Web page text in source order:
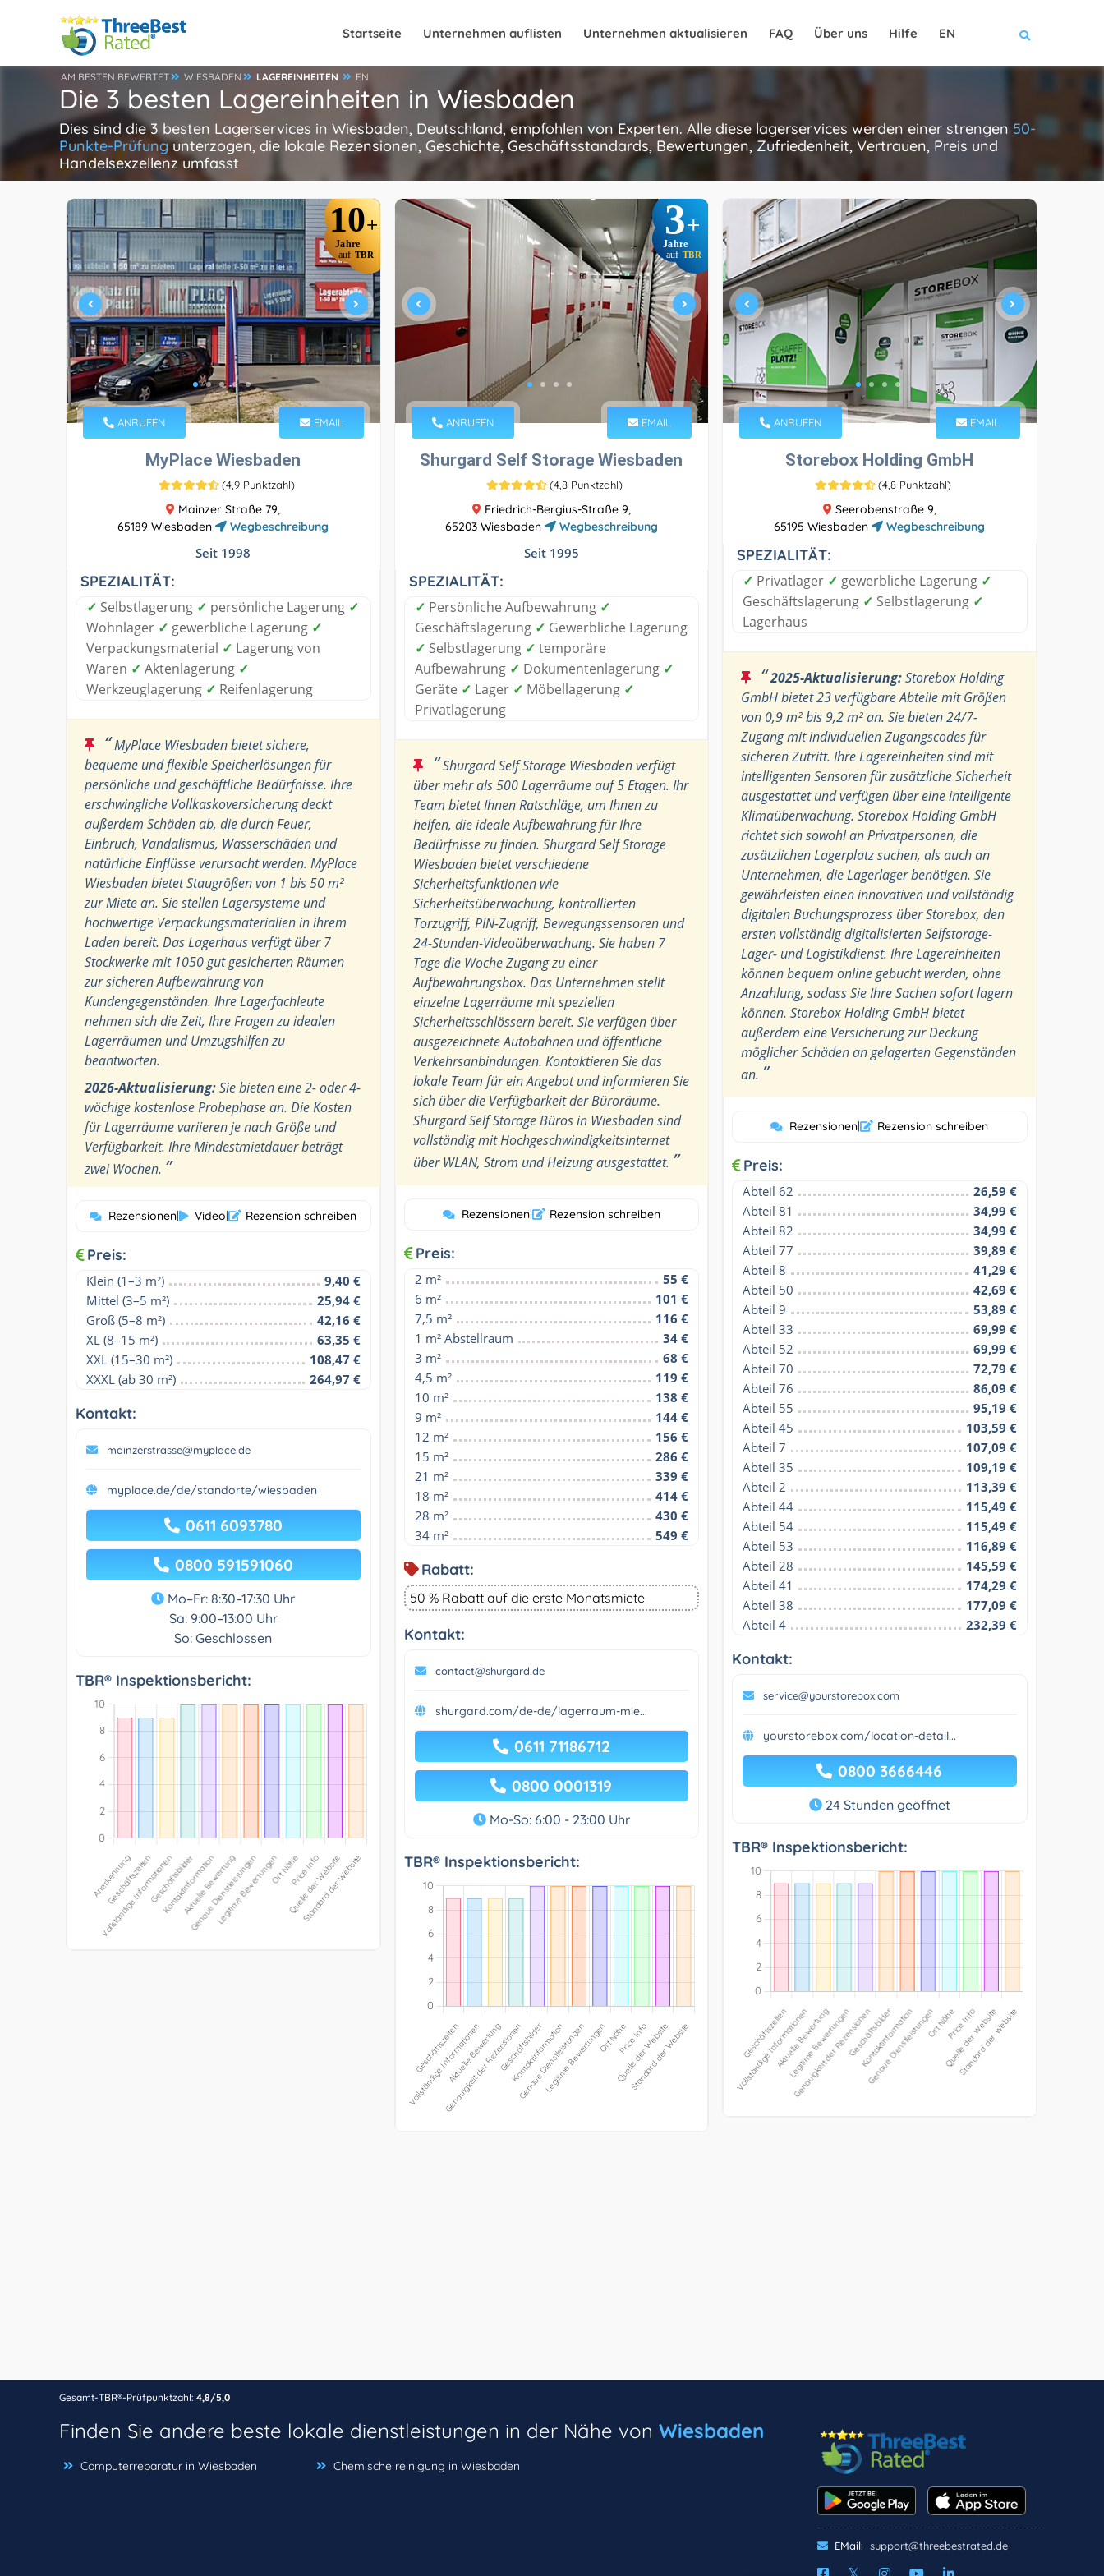
Startseite Unternehmen auflisten Unternehmen aktualisieren FAQ Über uns Hilfe EN
AM BESTEN BEWERTET WIESBADEN LAGEREINHEITEN EN
Die 3 besten Lagereinheiten in Wiesbaden
Dies sind die 3 besten Lagerservices in Wiesbaden, Deutschland, empfohlen von Experten. Alle diese lagerservices werden einer strengen 50-
Punkte-Prüfungunterzogen, die lokale Rezensionen, Geschichte, Geschäftsstandards, Bewertungen, Zufriedenheit, Vertrauen, Preis und
Handelsexzellenz umfasst
10+
Jahre
auf TBR
ANRUFEN EMAIL
MyPlace Wiesbaden
(4,9 Punktzahl)
Mainzer Straße 79,
65189 Wiesbaden
Wegbeschreibung
Seit 1998
SPEZIALITÄT:
✓ Selbstlagerung ✓ persönliche Lagerung ✓
Wohnlager ✓ gewerbliche Lagerung ✓
Verpackungsmaterial ✓ Lagerung von
Waren ✓ Aktenlagerung ✓
Werkzeuglagerung ✓ Reifenlagerung
“MyPlace Wiesbaden bietet sichere,
bequeme und flexible Speicherlösungen für
persönliche und geschäftliche Bedürfnisse. Ihre
erschwingliche Vollkaskoversicherung deckt
außerdem Schäden ab, die durch Feuer,
Einbruch, Vandalismus, Wasserschäden und
natürliche Einflüsse verursacht werden. MyPlace
Wiesbaden bietet Staugrößen von 1 bis 50 m²
zur Miete an. Sie stellen Lagersysteme und
hochwertige Verpackungsmaterialien in ihrem
Laden bereit. Das Lagerhaus verfügt über 7
Stockwerke mit 1050 gut gesicherten Räumen
zur sicheren Aufbewahrung von
Kundengegenständen. Ihre Lagerfachleute
nehmen sich die Zeit, Ihre Fragen zu idealen
Lagerräumen und Umzugshilfen zu
beantworten.
2026-Aktualisierung:Sie bieten eine 2- oder 4-
wöchige kostenlose Probephase an. Die Kosten
für Lagerräume variieren je nach Größe und
Verfügbarkeit. Ihre Mindestmietdauer beträgt
zwei Wochen. ”
Rezensionen| Video| Rezension schreiben
Preis:
Klein (1–3 m²)
9,40 €
Mittel (3–5 m²)
25,94 €
Groß (5–8 m²)
42,16 €
XL (8–15 m²)
63,35 €
XXL (15–30 m²)
108,47 €
XXXL (ab 30 m²)
264,97 €
Kontakt:
mainzerstrasse@myplace.de
myplace.de/de/standorte/wiesbaden
0611 6093780
0800 591591060
Mo–Fr: 8:30–17:30 Uhr
Sa: 9:00–13:00 Uhr
So: Geschlossen
TBR® Inspektionsbericht:
3+
Jahre
auf TBR
ANRUFEN EMAIL
Shurgard Self Storage Wiesbaden
(4,8 Punktzahl)
Friedrich-Bergius-Straße 9,
65203 Wiesbaden
Wegbeschreibung
Seit 1995
SPEZIALITÄT:
✓ Persönliche Aufbewahrung ✓
Geschäftslagerung ✓ Gewerbliche Lagerung
✓ Selbstlagerung ✓ temporäre
Aufbewahrung ✓ Dokumentenlagerung ✓
Geräte ✓ Lager ✓ Möbellagerung ✓
Privatlagerung
“Shurgard Self Storage Wiesbaden verfügt
über mehr als 500 Lagerräume auf 5 Etagen. Ihr
Team bietet Ihnen Ratschläge, um Ihnen zu
helfen, die ideale Aufbewahrung für Ihre
Bedürfnisse zu finden. Shurgard Self Storage
Wiesbaden bietet verschiedene
Sicherheitsfunktionen wie
Sicherheitsüberwachung, kontrollierten
Torzugriff, PIN-Zugriff, Bewegungssensoren und
24-Stunden-Videoüberwachung. Sie haben 7
Tage die Woche Zugang zu einer
Aufbewahrungsbox. Das Unternehmen stellt
einzelne Lagerräume mit speziellen
Sicherheitsschlössern bereit. Sie verfügen über
ausgezeichnete Autobahnen und öffentliche
Verkehrsanbindungen. Kontaktieren Sie das
lokale Team für ein Angebot und informieren Sie
sich über die Verfügbarkeit der Büroräume.
Shurgard Self Storage Büros in Wiesbaden sind
vollständig mit Hochgeschwindigkeitsinternet
über WLAN, Strom und Heizung ausgestattet. ”
Rezensionen| Rezension schreiben
Preis:
2 m²
55 €
6 m²
101 €
7,5 m²
116 €
1 m² Abstellraum
34 €
3 m²
68 €
4,5 m²
119 €
10 m²
138 €
9 m²
144 €
12 m²
156 €
15 m²
286 €
21 m²
339 €
18 m²
414 €
28 m²
430 €
34 m²
549 €
Rabatt:
50 % Rabatt auf die erste Monatsmiete
Kontakt:
contact@shurgard.de
shurgard.com/de-de/lagerraum-mie...
0611 71186712
0800 0001319
Mo-So: 6:00 - 23:00 Uhr
TBR® Inspektionsbericht:
ANRUFEN EMAIL
Storebox Holding GmbH
(4,8 Punktzahl)
Seerobenstraße 9,
65195 Wiesbaden
Wegbeschreibung
SPEZIALITÄT:
✓ Privatlager ✓ gewerbliche Lagerung ✓
Geschäftslagerung ✓ Selbstlagerung ✓
Lagerhaus
“2025-Aktualisierung:Storebox Holding
GmbH bietet 23 verfügbare Abteile mit Größen
von 0,9 m² bis 9,2 m² an. Sie bieten 24/7-
Zugang mit individuellen Zugangscodes für
sicheren Zutritt. Ihre Lagereinheiten sind mit
intelligenten Sensoren für zusätzliche Sicherheit
ausgestattet und verfügen über eine intelligente
Klimaüberwachung. Storebox Holding GmbH
richtet sich sowohl an Privatpersonen, die
zusätzlichen Lagerplatz suchen, als auch an
Unternehmen, die Lagerlager benötigen. Sie
gewährleisten einen innovativen und vollständig
digitalen Buchungsprozess über Storebox, den
ersten vollständig digitalisierten Selfstorage-
Lager- und Logistikdienst. Ihre Lagereinheiten
können bequem online gebucht werden, ohne
Anzahlung, sodass Sie Ihre Sachen sofort lagern
können. Storebox Holding GmbH bietet
außerdem eine Versicherung zur Deckung
möglicher Schäden an gelagerten Gegenständen
an. ”
Rezensionen| Rezension schreiben
Preis:
Abteil 62
26,59 €
Abteil 81
34,99 €
Abteil 82
34,99 €
Abteil 77
39,89 €
Abteil 8
41,29 €
Abteil 50
42,69 €
Abteil 9
53,89 €
Abteil 33
69,99 €
Abteil 52
69,99 €
Abteil 70
72,79 €
Abteil 76
86,09 €
Abteil 55
95,19 €
Abteil 45
103,59 €
Abteil 7
107,09 €
Abteil 35
109,19 €
Abteil 2
113,39 €
Abteil 44
115,49 €
Abteil 54
115,49 €
Abteil 53
116,89 €
Abteil 28
145,59 €
Abteil 41
174,29 €
Abteil 38
177,09 €
Abteil 4
232,39 €
Kontakt:
service@yourstorebox.com
yourstorebox.com/location-detail...
0800 3666446
24 Stunden geöffnet
TBR® Inspektionsbericht:
Gesamt-TBR®-Prüfpunktzahl: 4,8/5,0
Finden Sie andere beste lokale dienstleistungen in der Nähe von Wiesbaden
Computerreparatur in Wiesbaden Chemische reinigung in Wiesbaden
EMail: support@threebestrated.de